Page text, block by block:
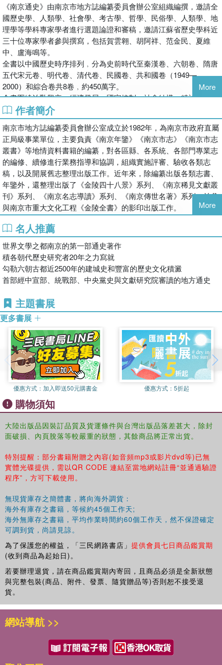
《南京通史》由南京市地方誌編纂委員會辦公室組織編撰，邀請全
國歷史學、人類學、社會學、考古學、哲學、民俗學、人類學、地
理學等學科專家學者進行選題論證和審稿，邀請江蘇省歷史學科近
三十位專家學者參與撰寫，包括賀雲翱、胡阿祥、范金民、夏維
中、盧海鳴等。
全書以中國歷史時序排列﹐分為史前時代至秦漢卷、六朝卷、隋唐
五代宋元卷、明代卷、清代卷、民國卷、共和國卷（1949—
2000）和綜合卷共8卷﹐約450萬字。
全書圍繞治亂興衰﹑經濟發展﹑國家控制﹑社會結構﹑精神文化﹑
社會生活等方面展開﹐以專題形式敘史，展示了南京深厚的歷史積
澱和文化意義。
《南京通史》的出版，將填補南京地區城市史研究的學術空白。
More
作者簡介
南京市地方誌編纂委員會辦公室成立於1982年，為南京市政府直屬
正局級事業單位，主要負責《南京年鑒》《南京市志》《南京市志
叢書》等地情資料書籍的編纂，對各區縣、各系統、各部門專業志
的編修、續修進行業務指導和協調，組織實施評審、驗收各類志
稿，以及開展舊志整理出版工作。近年來，除編纂出版各類志書、
年鑒外，還整理出版了《金陵四十八景》系列、《南京稀見文獻叢
刊》系列、《南京名志導讀》系列、《南京傳世名著》系列，並參
與南京市重大文化工程《金陵全書》的影印出版工作。
More
名人推薦
世界文學之都南京的第一部通史著作
積各朝代歷史研究者20年之力寫就
勾勒六朝古都近2500年的建城史和豐富的歷史文化積澱
首部經中宣部、統戰部、中央黨史與文獻研究院審讀的地方通史
主題書展
更多書展
優惠方式： 加入即送50元購書金 優惠方式： 5折起
購物須知
大陸出版品因裝訂品質及貨運條件與台灣出版品落差甚大，除封
面破損、內頁脫落等較嚴重的狀態，其餘商品將正常出貨。
特別提醒：部分書籍附贈之內容(如音頻mp3或影片dvd等)已無
實體光碟提供，需以QR CODE 連結至當地網站註冊“並通過驗證
程序”，方可下載使用。
無現貨庫存之簡體書，將向海外調貨：
海外有庫存之書籍，等候約45個工作天;
海外無庫存之書籍，平均作業時間約60個工作天，然不保證確定
可調到貨，尚請見諒。
為了保護您的權益，「三民網路書店」 提供會員七日商品鑑賞期
(收到商品為起始日)。
若要辦理退貨，請在商品鑑賞期內寄回，且商品必須是全新狀態
與完整包裝(商品、附件、發票、隨貨贈品等)否則恕不接受退
貨。
網站導航 >>